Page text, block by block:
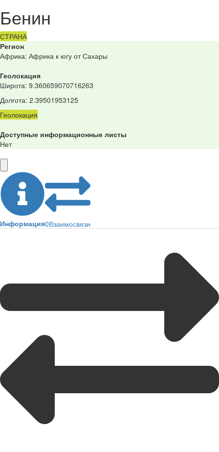
Бенин
СТРАНА
Регион
Африка: Африка к югу от Сахары
Геолокация
Широта: 9.360659070716263
Долгота: 2.39501953125
Геолокация
Доступные информационные листы
Нет
Информация0Взаимосвязи